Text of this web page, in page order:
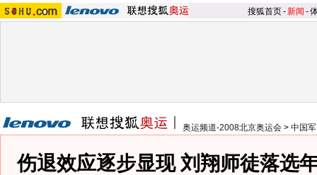
搜狐首页-新闻 -
奥运频道-2008北京奥运会 > 中国
伤退效应逐步显现 刘翔师徒落选